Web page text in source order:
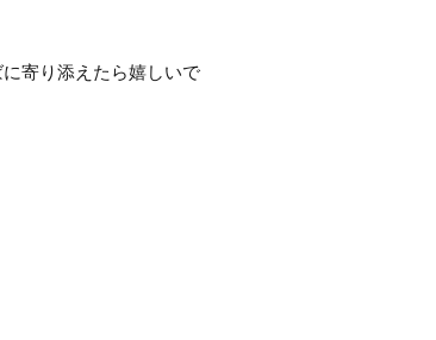
寄り添えたら嬉しいで